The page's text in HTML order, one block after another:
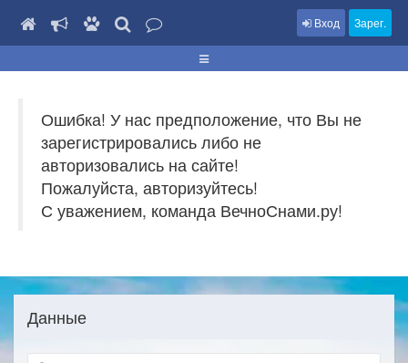
Вход Зарег.
Ошибка! У нас предположение, что Вы не
зарегистрировались либо не
авторизовались на сайте!
Пожалуйста, авторизуйтесь!
С уважением, команда ВечноСнами.ру!
Данные